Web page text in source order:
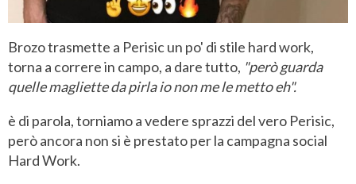
Brozo trasmette a Perisic un po' di stile hard work,
torna a correre in campo, a dare tutto, "però guarda
quelle magliette da pirla io non me le metto eh".
è di parola, torniamo a vedere sprazzi del vero Perisic,
però ancora non si è prestato per la campagna social
Hard Work.